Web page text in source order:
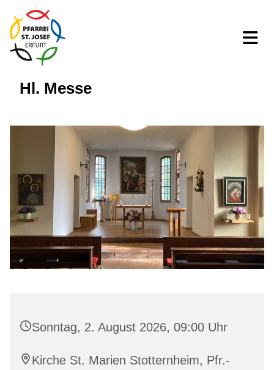
Hl. Messe
Sonntag, 2. August 2026, 09:00 Uhr
Kirche St. Marien Stotternheim, Pfr.-